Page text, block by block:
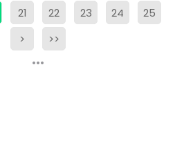
21 22 23 24
25
>
>>